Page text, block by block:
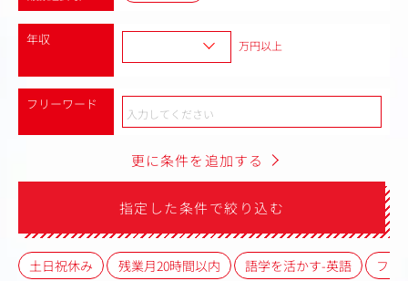
年収 万円以上
フリーワード
更に条件を追加する
指定した条件で絞り込む
土日祝休み 残業月20時間以内 語学を活かす-英語 フレ